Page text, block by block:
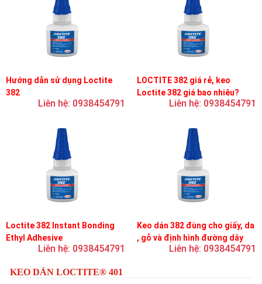
Hướng dẫn sử dụng Loctite
382
Liên hệ: 0938454791
LOCTITE 382 giá rẻ, keo
Loctite 382 giá bao nhiêu?
Liên hệ: 0938454791
Loctite 382 Instant Bonding
Ethyl Adhesive
Liên hệ: 0938454791
Keo dán 382 đùng cho giấy, da
, gỗ và định hình đường dây
trên bản mạchLiên hệ: 0938454791
KEO DÁN LOCTITE® 401